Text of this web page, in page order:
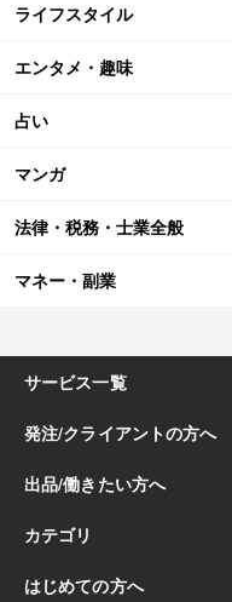
ライフスタイル
エンタメ・趣味
占い
マンガ
法律・税務・士業全般
マネー・副業